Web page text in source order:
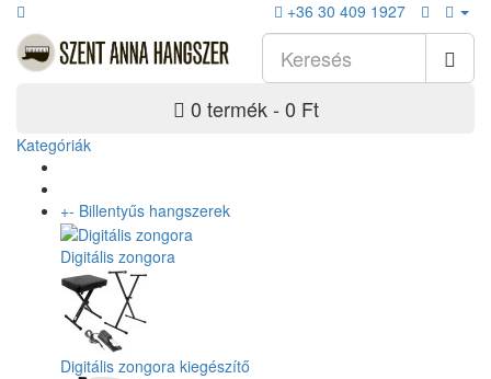
+36 30 409 1927
0 termék - 0 Ft
Kategóriák
+- Billentyűs hangszerek
Digitális zongora
Digitális zongora kiegészítő